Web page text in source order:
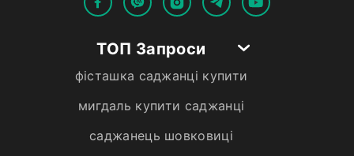
ТОП Запроси
фісташка саджанці купити
мигдаль купити саджанці
саджанець шовковиці